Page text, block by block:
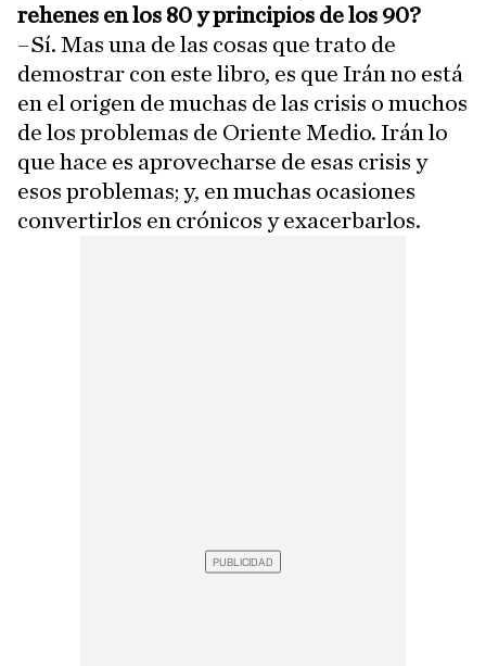
rehenes en los 80 y principios de los 90?
–Sí. Mas una de las cosas que trato de
demostrar con este libro, es que Irán no está
en el origen de muchas de las crisis o muchos
de los problemas de Oriente Medio. Irán lo
que hace es aprovecharse de esas crisis y
esos problemas; y, en muchas ocasiones
convertirlos en crónicos y exacerbarlos.